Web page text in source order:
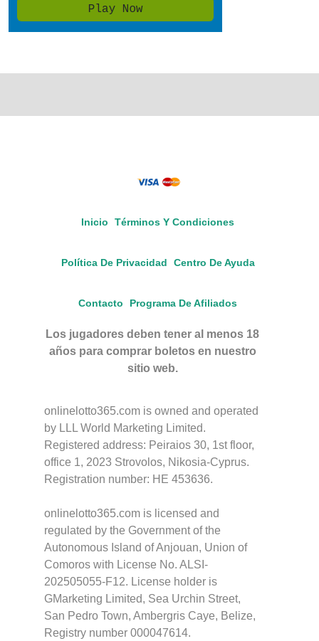
Inicio Términos Y Condiciones
Política De Privacidad Centro De Ayuda
Contacto Programa De Afiliados
Los jugadores deben tener al menos 18
años para comprar boletos en nuestro
sitio web.
onlinelotto365.com is owned and operated
by LLL World Marketing Limited.
Registered address: Peiraios 30, 1st floor,
office 1, 2023 Strovolos, Nikosia-Cyprus.
Registration number: HE 453636.
onlinelotto365.com is licensed and
regulated by the Government of the
Autonomous Island of Anjouan, Union of
Comoros with License No. ALSI-
202505055-F12. License holder is
GMarketing Limited, Sea Urchin Street,
San Pedro Town, Ambergris Caye, Belize,
Registry number 000047614.